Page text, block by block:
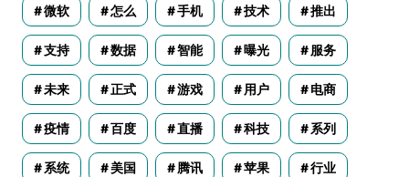
微软 怎么 手机 技术 推出
支持 数据 智能 曝光 服务
未来 正式 游戏 用户 电商
疫情 百度 直播 科技 系列
系统 美国 腾讯 苹果 行业